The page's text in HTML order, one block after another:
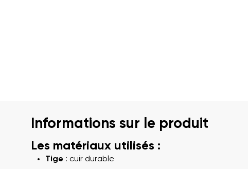
Informations sur le produit
Les matériaux utilisés :
Tige : cuir durable